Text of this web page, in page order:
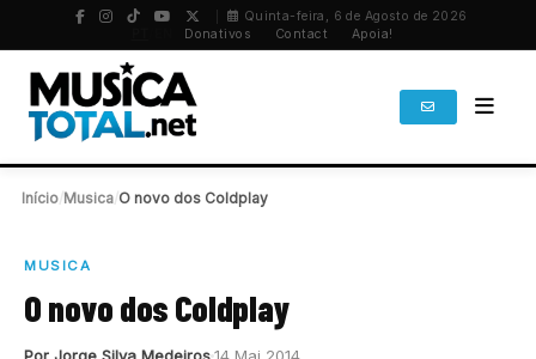
Quinta-feira, 6 de Agosto de 2026
Donativos Contact Apoia!
Início Musica O novo dos Coldplay
MUSICA
O novo dos Coldplay